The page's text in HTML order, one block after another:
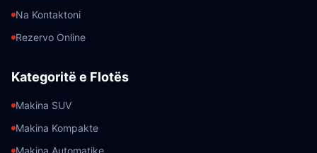
Na Kontaktoni
Rezervo Online
Kategoritë e Flotës
Makina SUV
Makina Kompakte
Makina Automatike